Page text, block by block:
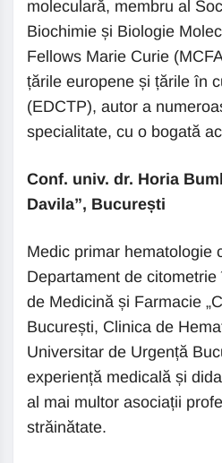
moleculară, membru al
Biochimie și Biologie
Fellows Marie Curie
țările europene și țările în
(EDCTP), autor a
specialitate, cu o bogată
Conf. univ. dr. Horia
Davila”, București
Medic primar hematologie
Departament de
de Medicină și Farmacie
București, Clinica de
Universitar de Urgență
experiență medicală și
al mai multor asociații
străinătate.